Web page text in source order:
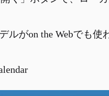
ルがon the Webでも使